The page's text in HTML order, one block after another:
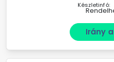
Készletinfó:
Irány